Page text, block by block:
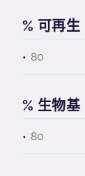
% 可再生
80
% 生物基
80